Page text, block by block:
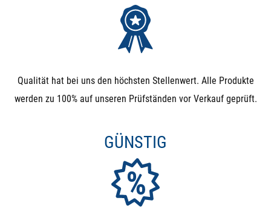
Qualität hat bei uns den höchsten Stellenwert. Alle Produkte
werden zu 100% auf unseren Prüfständen vor Verkauf geprüft.
GÜNSTIG